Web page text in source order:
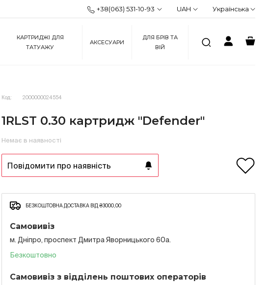
+38(063) 531-10-93 UAH Українська
КАРТРИДЖІ ДЛЯ
ТАТУАЖУ
АКСЕСУАРИ
ДЛЯ БРІВ ТА
ВІЙ
Код: 2000000024554
1RLST 0.30 картридж "Defender"
Немає в наявності
Повідомити про наявність
БЕЗКОШТОВНА ДОСТАВКА ВІД ₴3000,00
Самовивіз
м. Дніпро, проспект Дмитра Яворницького 60а.
Безкоштовно
Самовивіз з відділень поштових операторів